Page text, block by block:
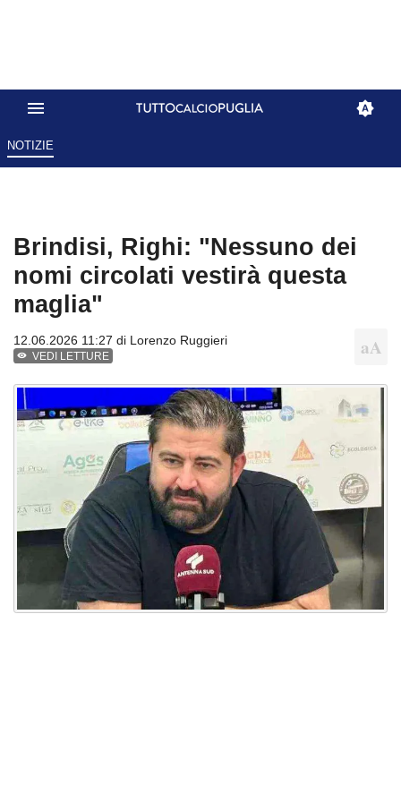
NOTIZIE
Brindisi, Righi: "Nessuno dei
nomi circolati vestirà questa
maglia"
12.06.2026 11:27 di Lorenzo Ruggieri
VEDI LETTURE